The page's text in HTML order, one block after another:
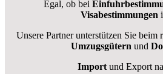
Egal, ob bei
Visabestimmungen
Unsere Partner unterstützen Sie beim
Umzugsgütern und
Import und Export